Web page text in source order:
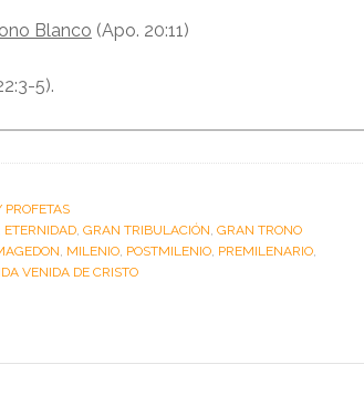
Blanco (Apo. 20:11)
5).
PROFETAS
ETERNIDAD, GRAN TRIBULACIÓN, GRAN TRONO
, MILENIO, POSTMILENIO, PREMILENARIO,
VENIDA DE CRISTO